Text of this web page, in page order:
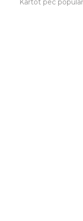
Kārtot pēc